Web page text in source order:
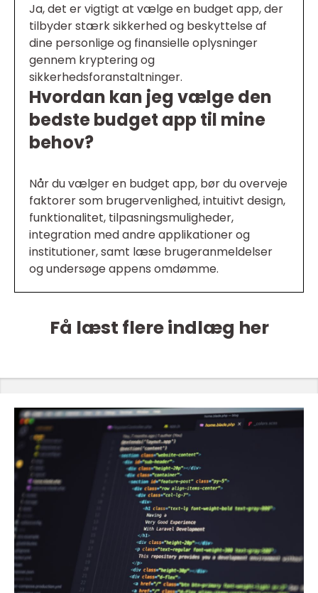
Ja, det er vigtigt at vælge en budget app, der
tilbyder stærk sikkerhed og beskyttelse af
dine personlige og finansielle oplysninger
gennem kryptering og
sikkerhedsforanstaltninger.
Hvordan kan jeg vælge den
bedste budget app til mine
behov?
Når du vælger en budget app, bør du overveje
faktorer som brugervenlighed, intuitivt design,
funktionalitet, tilpasningsmuligheder,
integration med andre applikationer og
institutioner, samt læse brugeranmeldelser
og undersøge appens omdømme.
Få læst flere indlæg her